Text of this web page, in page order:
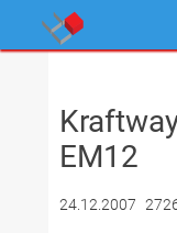
EM12
24.12.2007